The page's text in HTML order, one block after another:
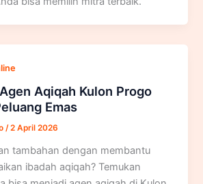
Aqiqah Kulon Progo
Emas
/2 April 2026
tambahan dengan membantu
ibadah aqiqah? Temukan